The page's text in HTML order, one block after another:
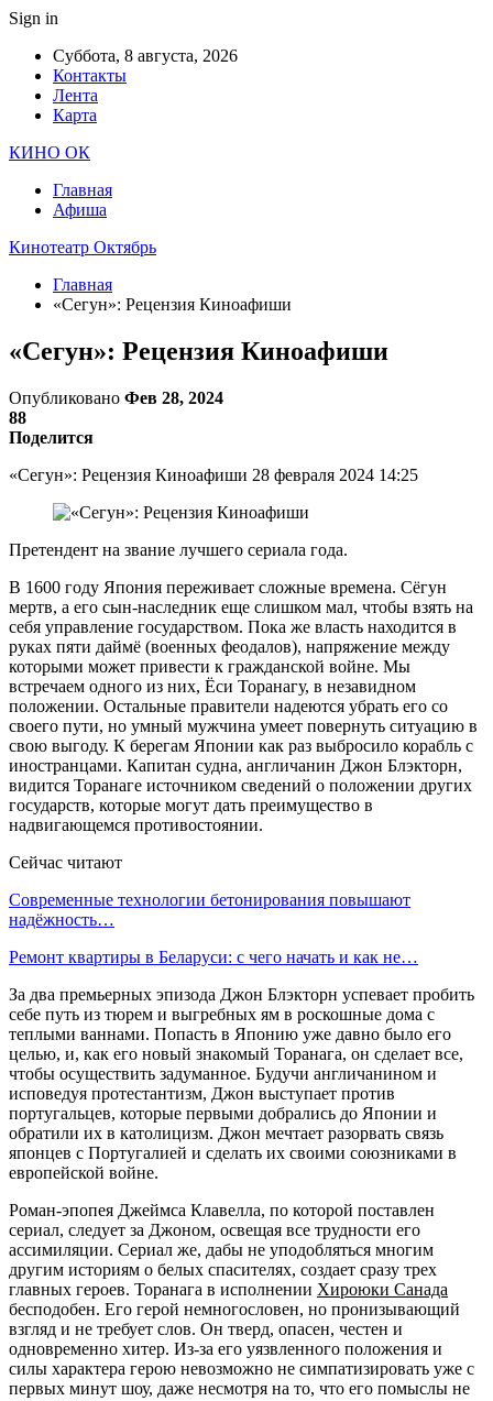
Sign in
Суббота, 8 августа, 2026
Контакты
Лента
Карта
КИНО ОК
Главная
Афиша
Кинотеатр Октябрь
Главная
«Сегун»: Рецензия Киноафиши
«Сегун»: Рецензия Киноафиши
Опубликовано Фев 28, 2024
88
Поделится
«Сегун»: Рецензия Киноафиши 28 февраля 2024 14:25
Претендент на звание лучшего сериала года.
В 1600 году Япония переживает сложные времена. Сёгун
мертв, а его сын-наследник еще слишком мал, чтобы взять на
себя управление государством. Пока же власть находится в
руках пяти даймё (военных феодалов), напряжение между
которыми может привести к гражданской войне. Мы
встречаем одного из них, Ёси Торанагу, в незавидном
положении. Остальные правители надеются убрать его со
своего пути, но умный мужчина умеет повернуть ситуацию в
свою выгоду. К берегам Японии как раз выбросило корабль с
иностранцами. Капитан судна, англичанин Джон Блэкторн,
видится Торанаге источником сведений о положении других
государств, которые могут дать преимущество в
надвигающемся противостоянии.
Сейчас читают
Современные технологии бетонирования повышают
надёжность…
Ремонт квартиры в Беларуси: с чего начать и как не…
За два премьерных эпизода Джон Блэкторн успевает пробить
себе путь из тюрем и выгребных ям в роскошные дома с
теплыми ваннами. Попасть в Японию уже давно было его
целью, и, как его новый знакомый Торанага, он сделает все,
чтобы осуществить задуманное. Будучи англичанином и
исповедуя протестантизм, Джон выступает против
португальцев, которые первыми добрались до Японии и
обратили их в католицизм. Джон мечтает разорвать связь
японцев с Португалией и сделать их своими союзниками в
европейской войне.
Роман-эпопея Джеймса Клавелла, по которой поставлен
сериал, следует за Джоном, освещая все трудности его
ассимиляции. Сериал же, дабы не уподобляться многим
другим историям о белых спасителях, создает сразу трех
главных героев. Торанага в исполнении Хироюки Санада
бесподобен. Его герой немногословен, но пронизывающий
взгляд и не требует слов. Он тверд, опасен, честен и
одновременно хитер. Из-за его уязвленного положения и
силы характера герою невозможно не симпатизировать уже с
первых минут шоу, даже несмотря на то, что его помыслы не